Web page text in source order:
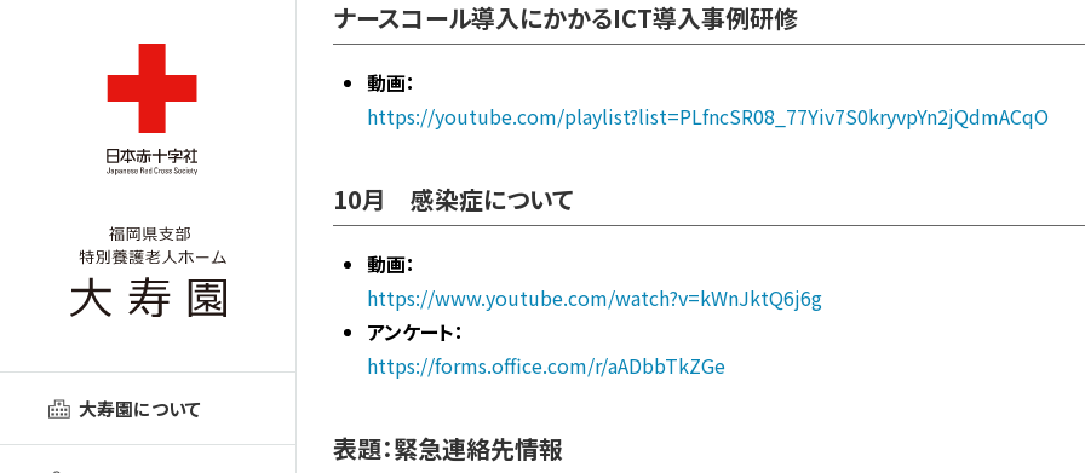
大寿園について
ナースコール導入にかかるICT導入事例研修
動画：
https://youtube.com/playlist?list=PLfncSR08_77Yiv7S0kryvpYn2jQdmACqO
10月 感染症について
動画：
https://www.youtube.com/watch?v=kWnJktQ6j6g
アンケート：
https://forms.office.com/r/aADbbTkZGe
表題：緊急連絡先情報